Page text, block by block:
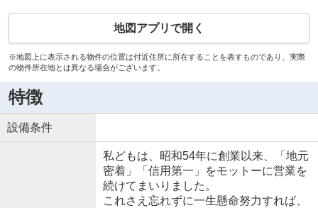
地図アプリで開く
※地図上に表示される物件の位置は付近住所に所在することを表すものであり、実際
の物件所在地とは異なる場合がございます。
特徴
設備条件
私どもは、昭和54年に創業以来、「地元
密着」「信用第一」をモットーに営業を
続けてまいりました。
これさえ忘れずに一生懸命努力すれば、